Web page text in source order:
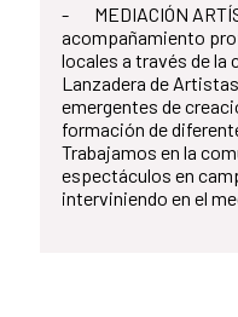
- MEDIACIÓN
acompañamiento
locales a través de
Lanzadera de
emergentes de
formación de
Trabajamos en la
espectáculos en
interviniendo en el